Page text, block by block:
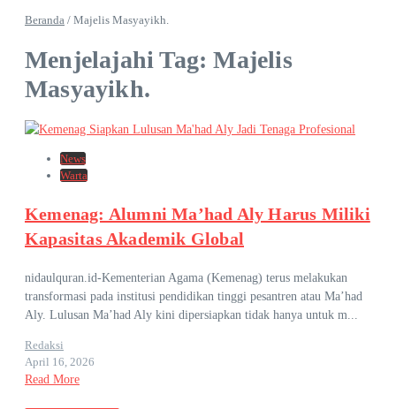
Beranda / Majelis Masyayikh.
Menjelajahi Tag: Majelis
Masyayikh.
News
Warta
Kemenag: Alumni Ma’had Aly Harus Miliki
Kapasitas Akademik Global
nidaulquran.id-Kementerian Agama (Kemenag) terus melakukan
transformasi pada institusi pendidikan tinggi pesantren atau Ma’had
Aly. Lulusan Ma’had Aly kini dipersiapkan tidak hanya untuk m...
Redaksi
April 16, 2026
Read More